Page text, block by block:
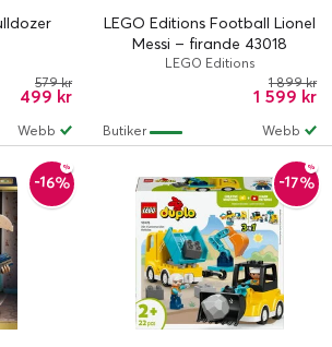
499 kr
579 kr
Webb
LEGO Editions Football Lionel
Messi – firande 43018
LEGO Editions
1 599 kr
1 899 kr
Webb
Butiker
-16% -17%